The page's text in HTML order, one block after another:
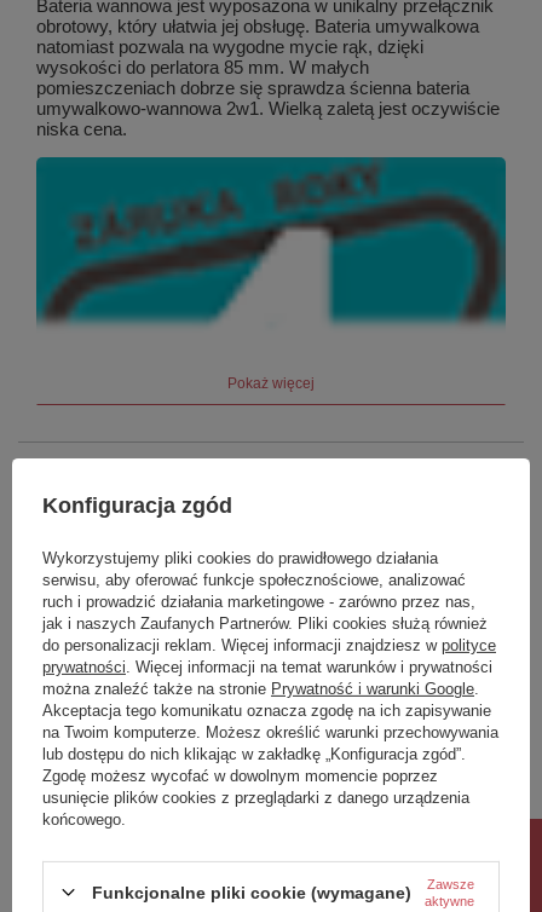
Bateria wannowa jest wyposażona w unikalny przełącznik
obrotowy, który ułatwia jej obsługę. Bateria umywalkowa
natomiast pozwala na wygodne mycie rąk, dzięki
wysokości do perlatora 85 mm. W małych
pomieszczeniach dobrze się sprawdza ścienna bateria
umywalkowo-wannowa 2w1. Wielką zaletą jest oczywiście
niska cena.
Rozszerzona gwarancja na szczelność
Właściwości
Marka
AQUALINE
Seria
LOTTA
Szerokość
182 mm
Wysokość
Głębokość
327 mm
Kolor
Chrom
Pokaż więcej
Podmiot odpowiedzialny za ten
Symbol
Seria LOTTA
Produkt na zamówienie czas
oczekiwania na dostawę z
produkcji (dni):
0
Gwarancja w miesiącach 48
kolor chrom
Zobacz również
Poprzedni z tej kategorii Następny z tej kategorii
Konfiguracja zgód
Wykorzystujemy pliki cookies do prawidłowego działania
serwisu, aby oferować funkcje społecznościowe, analizować
ruch i prowadzić działania marketingowe - zarówno przez nas,
jak i naszych Zaufanych Partnerów. Pliki cookies służą również
do personalizacji reklam. Więcej informacji znajdziesz w polityce
prywatności . Więcej informacji na temat warunków i prywatności
można znaleźć także na stronie Prywatność i warunki Google
Akceptacja tego komunikatu oznacza zgodę na ich zapisywanie
na Twoim komputerze. Możesz określić warunki przechowywania
lub dostępu do nich klikając w zakładkę „Konfiguracja zgód”.
Zgodę możesz wycofać w dowolnym momencie poprzez
usunięcie plików cookies z przeglądarki z danego urządzenia
końcowego.
Funkcjonalne pliki cookie (wymagane)
Zawsze
aktywne